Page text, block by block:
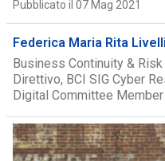
Pubblicato il 07 Mag 2021
Federica Maria Rita Livelli
Business Continuity &
Direttivo, BCI SIG Cyber
Digital Committee Member